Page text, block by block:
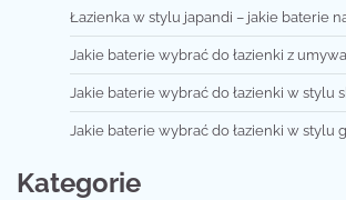
Łazienka w stylu japandi – jakie baterie
Jakie baterie wybrać do łazienki z
Jakie baterie wybrać do łazienki w stylu
Jakie baterie wybrać do łazienki w stylu
Kategorie